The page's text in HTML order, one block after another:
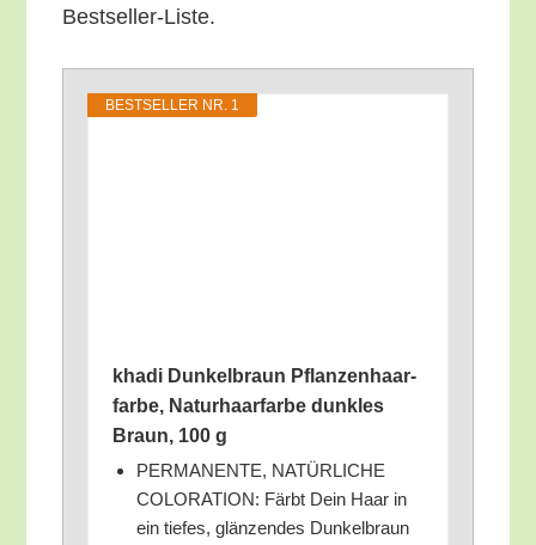
Bestseller-Liste.
BEST­SEL­LER NR. 1
kha­di Dun­kel­braun Pflan­zen­haar­
far­be, Natur­haar­far­be dunk­les
Braun, 100 g
PERMANENTE, NATÜRLICHE
COLORATION: Färbt Dein Haar in
ein tie­fes, glän­zen­des Dun­kel­braun